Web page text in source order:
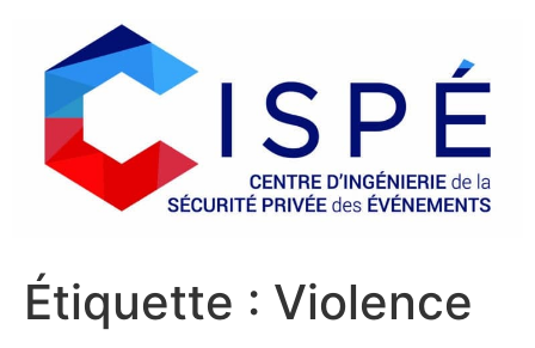
Étiquette : Violence